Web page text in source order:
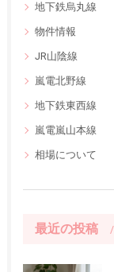
地下鉄烏丸線
物件情報
JR山陰線
嵐電北野線
地下鉄東西線
嵐電嵐山本線
相場について
最近の投稿